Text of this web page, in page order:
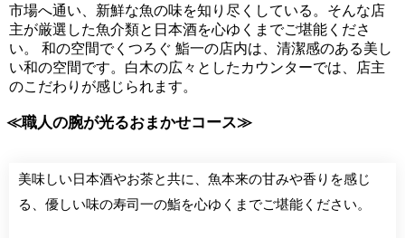
市場へ通い、新鮮な魚の味を知り尽くしている。そんな店
主が厳選した魚介類と日本酒を心ゆくまでご堪能くださ
い。 和の空間でくつろぐ 鮨一の店内は、清潔感のある美し
い和の空間です。白木の広々としたカウンターでは、店主
のこだわりが感じられます。
≪職人の腕が光るおまかせコース≫
美味しい日本酒やお茶と共に、魚本来の甘みや香りを感じ
る、優しい味の寿司一の鮨を心ゆくまでご堪能ください。